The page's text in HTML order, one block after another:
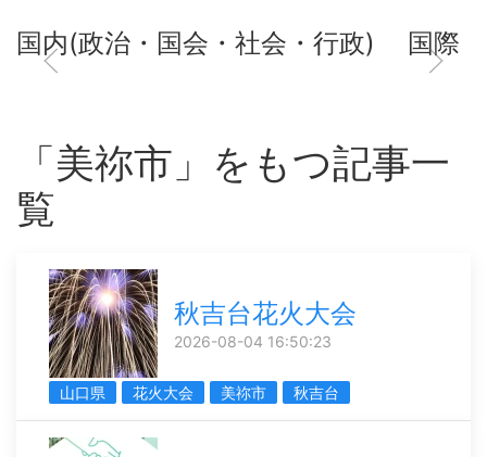
国内(政治・国会・社会・行政) 国際
「美祢市」をもつ記事一
覧
秋吉台花火大会
2026-08-04 16:50:23
山口県 花火大会 美祢市 秋吉台